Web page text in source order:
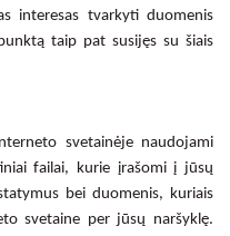
interesas tvarkyti duomenis
taip pat susijęs su šiais
svetainėje naudojami
failai, kurie įrašomi į jūsų
bei duomenis, kuriais
svetaine per jūsų naršyklę.